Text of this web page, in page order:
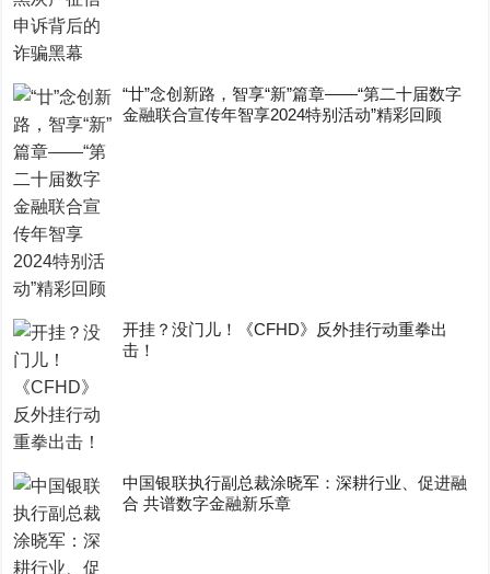
“廿”念创新路，智享“新”篇章——“第二十届数字
金融联合宣传年智享2024特别活动”精彩回顾
开挂？没门儿！《CFHD》反外挂行动重拳出
击！
中国银联执行副总裁涂晓军：深耕行业、促进融
合 共谱数字金融新乐章